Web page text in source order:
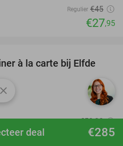
€285
deal
Regulier €45
€27,95
41%
à la carte bij Elfde
9.6star
€50,30
€29,90
close